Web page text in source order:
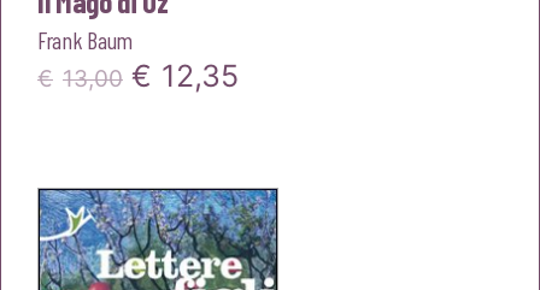
Frank Baum
€ 13,00 Il
era:
€13,00.
€ 12,35
è:
€12,35.